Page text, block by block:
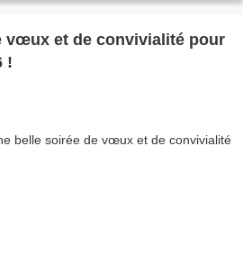
vœux et de convivialité pour
!